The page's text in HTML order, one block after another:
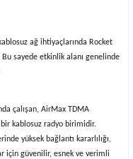
ağ ihtiyaçlarında Rocket
Bu sayede etkinlik alanı genelinde
çalışan, AirMax TDMA
kablosuz radyo birimidir.
yüksek bağlantı kararlılığı,
için güvenilir, esnek ve verimli